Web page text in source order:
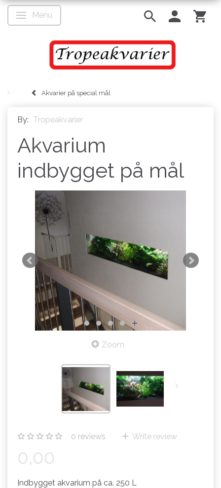
Toggle navigation
Menu
Akvarier på special mål
By: Tropeakvarier
Akvarium
indbygget på mål
Zoom
0 reviews Write review
0,00
Indbygget akvarium på ca. 250 L